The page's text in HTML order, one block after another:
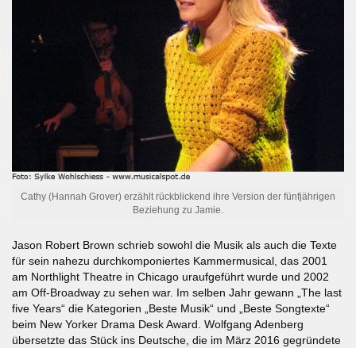
Cathy (Hannah Grover) erzählt rückblickend ihre Version der fünfjährigen
Beziehung zu Jamie.
Jason Robert Brown schrieb sowohl die Musik als auch die Texte
für sein nahezu durchkomponiertes Kammermusical, das 2001
am Northlight Theatre in Chicago uraufgeführt wurde und 2002
am Off-Broadway zu sehen war. Im selben Jahr gewann „The last
five Years“ die Kategorien „Beste Musik“ und „Beste Songtexte“
beim New Yorker Drama Desk Award. Wolfgang Adenberg
übersetzte das Stück ins Deutsche, die im März 2016 gegründete